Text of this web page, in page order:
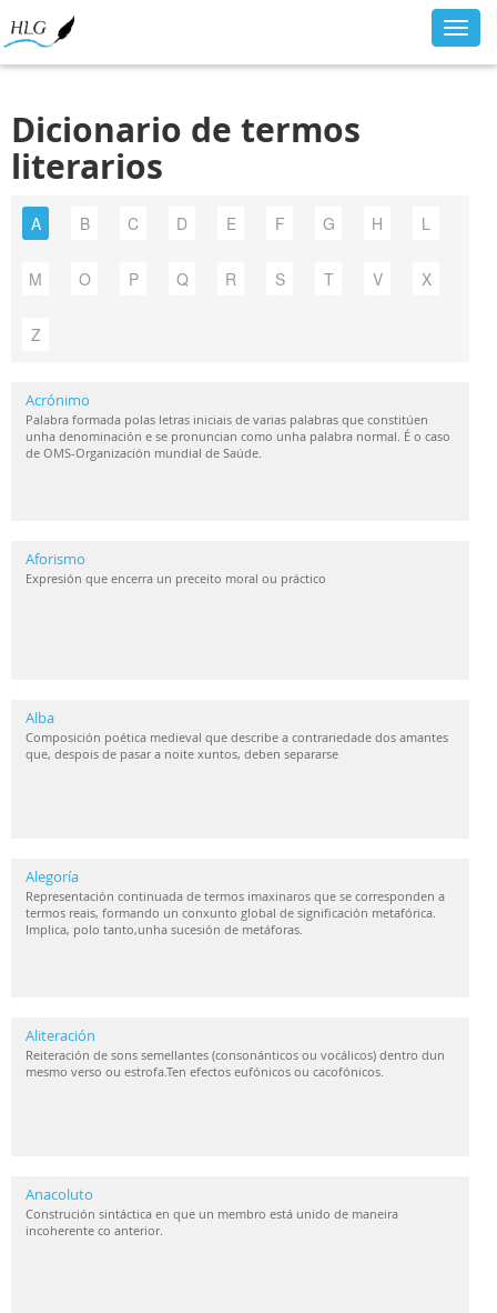
Dicionario de termos
literarios
A B C D E F G H L
M O P Q R S T V X
Z
Acrónimo
Palabra formada polas letras iniciais de varias palabras que constitúen
unha denominación e se pronuncian como unha palabra normal. É o caso
de OMS-Organización mundial de Saúde.
Aforismo
Expresión que encerra un preceito moral ou práctico
Alba
Composición poética medieval que describe a contrariedade dos amantes
que, despois de pasar a noite xuntos, deben separarse
Alegoría
Representación continuada de termos imaxinaros que se corresponden a
termos reais, formando un conxunto global de significación metafórica.
Implica, polo tanto,unha sucesión de metáforas.
Aliteración
Reiteración de sons semellantes (consonánticos ou vocálicos) dentro dun
mesmo verso ou estrofa.Ten efectos eufónicos ou cacofónicos.
Anacoluto
Construción sintáctica en que un membro está unido de maneira
incoherente co anterior.